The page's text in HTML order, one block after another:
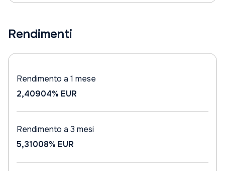
Rendimenti
Rendimento a 1 mese
2,40904% EUR
Rendimento a 3 mesi
5,31008% EUR